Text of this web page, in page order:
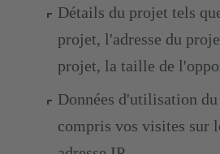
Détails du projet tels
projet, l'adresse du
projet, la taille de
Données d'utilisation
compris vos visites sur